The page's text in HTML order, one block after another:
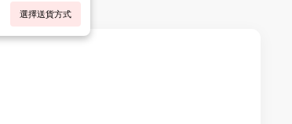
選擇送貨方式